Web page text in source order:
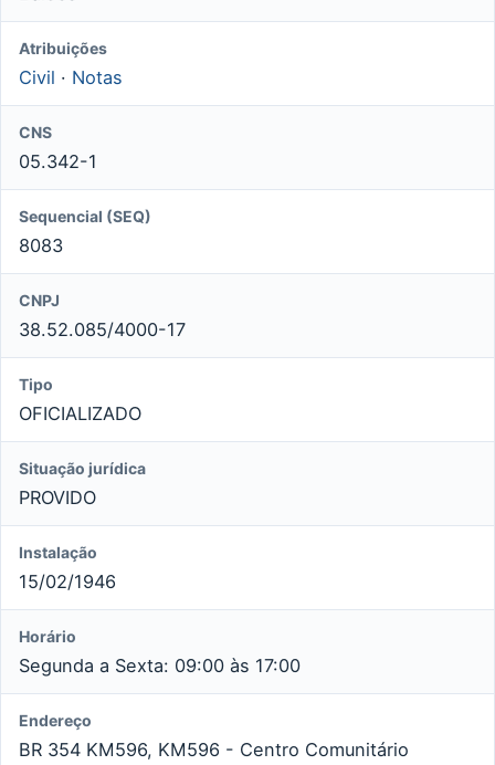
Atribuições
Civil · Notas
CNS
05.342-1
Sequencial (SEQ)
8083
CNPJ
38.52.085/4000-17
Tipo
OFICIALIZADO
Situação jurídica
PROVIDO
Instalação
15/02/1946
Horário
Segunda a Sexta: 09:00 às 17:00
Endereço
BR 354 KM596, KM596 - Centro Comunitário